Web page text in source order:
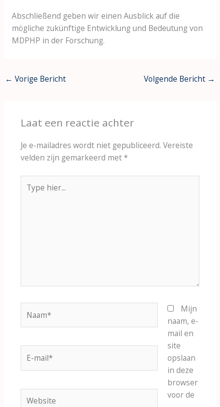
Abschließend geben wir einen Ausblick auf die
mögliche zukünftige Entwicklung und Bedeutung von
MDPHP in der Forschung.
← Vorige Bericht Volgende Bericht →
Laat een reactie achter
Je e-mailadres wordt niet gepubliceerd. Vereiste
velden zijn gemarkeerd met*
hier...
mail*
Mijn
naam, e-
mail en
site
opslaan
in deze
browser
voor de